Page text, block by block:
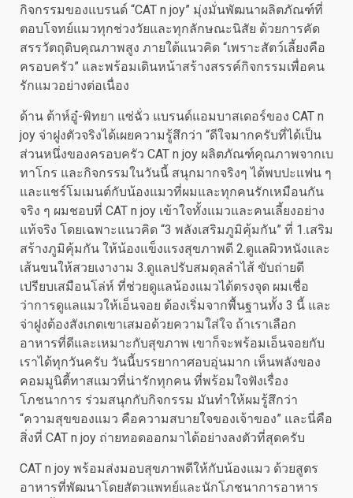
กิจกรรมของแบรนด์ “CAT n joy” มุ่งมั่นพัฒนาผลิตภัณฑ์ที่
ตอบโจทย์แมวทุกช่วงวัยและทุกลักษณะนิสัย ด้วยการคัด
สรรวัตถุดิบคุณภาพสูง ภายใต้แนวคิด “เพราะสัตว์เลี้ยงคือ
ครอบครัว” และพร้อมเดินหน้าสร้างสรรค์กิจกรรมเพื่อคน
รักแมวอย่างต่อเนื่อง
ด้าน ต้าห์อู๋-พิทยา แซ่ฉั่ว แบรนด์แอมบาสเดอร์ของ CAT n
joy จ่าฝูงตัวจริงได้เผยความรู้สึกว่า “ดีใจมากครับที่ได้เป็น
ส่วนหนึ่งของครอบครัว CAT n joy ผลิตภัณฑ์คุณภาพจากเบ
ทาโกร และกิจกรรมในวันนี้ สนุกมากจริงๆ ได้พบปะแฟน ๆ
และแชร์โมเมนต์กับน้องแมวที่ผมและทุกคนรักเหมือนกัน
จริง ๆ ผมชอบที่ CAT n joy เข้าใจทั้งแมวและคนเลี้ยงอย่าง
แท้จริง โดยเฉพาะแนวคิด “3 พลังเสริมภูมิคุ้มกัน” ที่ 1.เสริม
สร้างภูมิคุ้มกัน ให้น้องแข็งแรงสุขภาพดี 2.ดูแลผิวหนังและ
เส้นขนให้สวยเงางาม 3.ดูแลปรับสมดุลลำไส้ ขับถ่ายดี
เปรียบเสมือนโล่ห์ ที่ช่วยดูแลน้องแมวได้ตรงจุด ผมเชื่อ
ว่าการดูแลแมวให้เอ็นจอย ต้องเริ่มจากพื้นฐานทั้ง 3 นี้ และ
จ่าฝูงต้องสังเกตเขาเสมอด้วยความใส่ใจ ถ้าเราเลือก
อาหารที่ดีและเหมาะกับสุขภาพ เขาก็จะพร้อมเอ็นจอยกับ
เราได้ทุกวันครับ วันนี้บรรยากาศอบอุ่นมาก เห็นพลังของ
คอมมูนิตี้ทาสแมวที่น่ารักทุกคน ที่พร้อมใจฟังเรื่อง
โภชนาการ ร่วมสนุกกับกิจกรรม มันทำให้ผมรู้สึกว่า
“ความสุขของแมว คือความสบายใจของเจ้าของ” และนี่คือ
สิ่งที่ CAT n joy ถ่ายทอดออกมาได้อย่างลงตัวที่สุดครับ
CAT n joy พร้อมส่งมอบสุขภาพดีให้กับน้องแมว ด้วยสูตร
อาหารที่พัฒนาโดยสัตวแพทย์และนักโภชนาการอาหาร